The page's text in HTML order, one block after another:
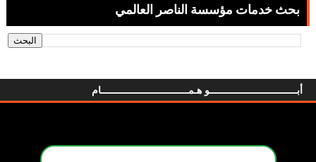
بحث خدمات مؤسسة الناصر العالمي
أبـــــــــــــــــــــــــــــــو هـمـــــــــــــــــــــــــــــــام